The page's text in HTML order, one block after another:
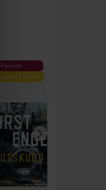
Premium
gang på tilbud